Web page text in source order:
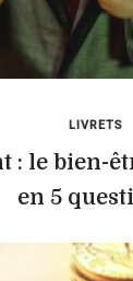
LIVRETS
: le bien-
en 5